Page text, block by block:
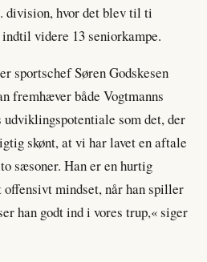
division, hvor det blev til ti
videre 13 seniorkampe.
sportschef Søren Godskesen
fremhæver både Vogtmanns
udviklingspotentiale som det, der
skønt, at vi har lavet en aftale
sæsoner. Han er en hurtig
offensivt mindset, når han spiller
han godt ind i vores trup,« siger